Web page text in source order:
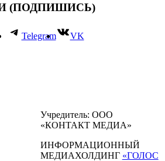
(ПОДПИШИСЬ)
Telegram VK
Учредитель: ООО
«КОНТАКТ МЕДИА»
ИНФОРМАЦИОННЫЙ
МЕДИАХОЛДИНГ «ГОЛОС